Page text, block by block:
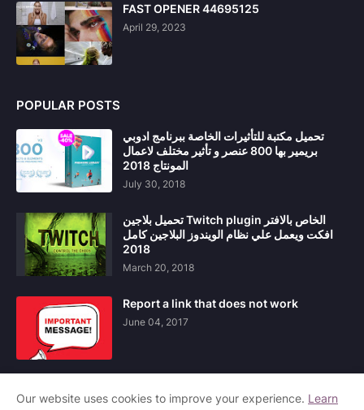
FAST OPENER 44695125
April 29, 2023
POPULAR POSTS
تحميل مكتبة للتأثيرات الخاصة ببرنامج ادوبي
بريمير بها 800 عنصر و تأثير مختلف لاعمال
المونتاج 2018
July 30, 2018
تحميل بلاجين Twitch plugin الخاص بالافتر
افكت ويعمل علي نظام الويندوز البلاجين كامل
2018
March 20, 2018
Report a link that does not work
June 04, 2017
Our website uses cookies to improve your experience. Learn